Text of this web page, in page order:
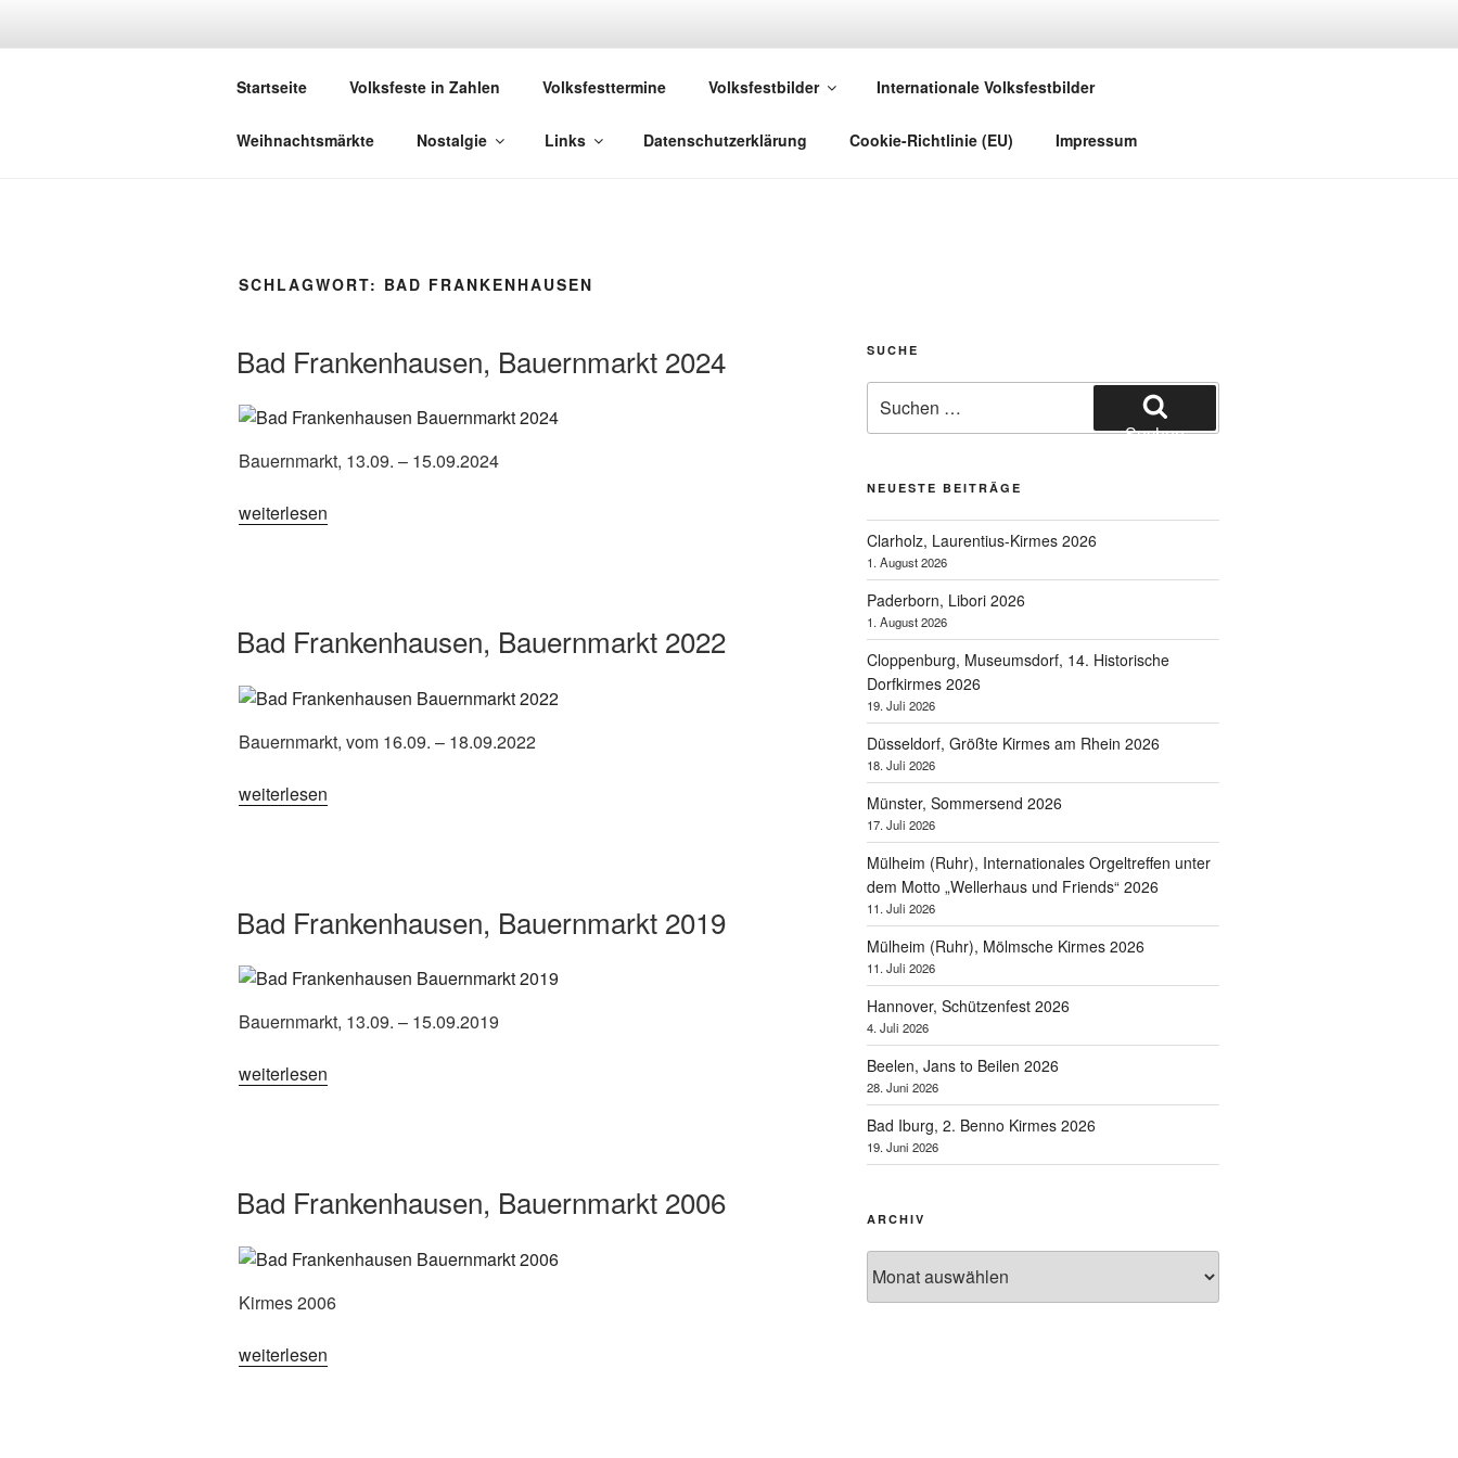
DEUTSCHE VOLKSFESTE
Startseite Volksfeste in Zahlen Volksfesttermine Volksfestbilder Internationale Volksfestbilder
Weihnachtsmärkte Nostalgie Links Datenschutzerklärung Cookie-Richtlinie (EU) Impressum
SCHLAGWORT: BAD FRANKENHAUSEN
Bad Frankenhausen, Bauernmarkt 2024
Bauernmarkt, 13.09. – 15.09.2024
„Bad
weiterlesen
Bad Frankenhausen, Bauernmarkt 2022
Bauernmarkt, vom 16.09. – 18.09.2022
„Bad
weiterlesen
Bad Frankenhausen, Bauernmarkt 2019
Bauernmarkt, 13.09. – 15.09.2019
„Bad
weiterlesen
Bad Frankenhausen, Bauernmarkt 2006
Kirmes 2006
„Bad
weiterlesen
SUCHE
nach:
Suchen
NEUESTE BEITRÄGE
Clarholz, Laurentius-Kirmes 2026
1. August 2026
Paderborn, Libori 2026
1. August 2026
Cloppenburg, Museumsdorf, 14. Historische
Dorfkirmes 2026
19. Juli 2026
Düsseldorf, Größte Kirmes am Rhein 2026
18. Juli 2026
Münster, Sommersend 2026
17. Juli 2026
Mülheim (Ruhr), Internationales Orgeltreffen unter
dem Motto „Wellerhaus und Friends“ 2026
11. Juli 2026
Mülheim (Ruhr), Mölmsche Kirmes 2026
11. Juli 2026
Hannover, Schützenfest 2026
4. Juli 2026
Beelen, Jans to Beilen 2026
28. Juni 2026
Bad Iburg, 2. Benno Kirmes 2026
19. Juni 2026
ARCHIV